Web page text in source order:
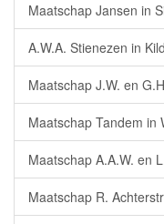
Maatschap Jansen in
A.W.A. Stienezen in
Maatschap J.W. en
Maatschap Tandem in
Maatschap A.A.W. en
Maatschap R.